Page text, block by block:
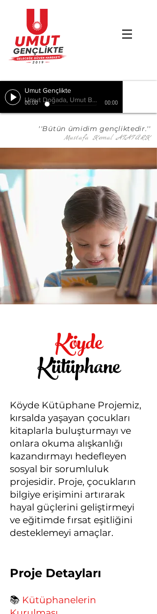
Umut Gençlikte
Umut Doğada, Umut Birlikte, Hepimizde
00:00 00:00
''Bütün ümidim gençliktedir.''
Mustafa Kemal ATATÜRK
Köyde
Kütüphane
Köyde Kütüphane Projemiz,
kırsalda yaşayan çocukları
kitaplarla buluşturmayı ve
onlara okuma alışkanlığı
kazandırmayı hedefleyen
sosyal bir sorumluluk
projesidir. Proje, çocukların
bilgiye erişimini artırarak
hayal güçlerini geliştirmeyi
ve eğitimde fırsat eşitliğini
desteklemeyi amaçlar.
Proje Detayları
📚 Kütüphanelerin